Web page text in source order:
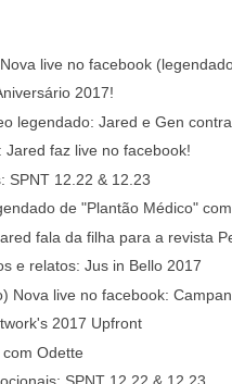
live no facebook
2017!
legendado: Jared e Gen contra
Jared faz live no facebook!
SPNT 12.22 & 12.23
de "Plantão Médico"
fala da filha para a revista
e relatos: Jus in Bello 2017
Nova live no facebook:
2017 Upfront
Odette